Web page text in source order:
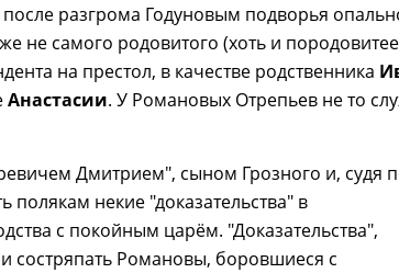
разгрома Годуновым подворья
не самого родовитого (хоть и породовитее
на престол, в качестве родственника
Анастасии. У Романовых Отрепьев не то
Дмитрием", сыном Грозного и, судя
полякам некие "доказательства" в
с покойным царём. "Доказательства",
состряпать Романовы, боровшиеся с